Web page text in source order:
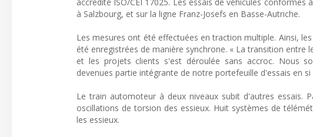
à Salzbourg, et sur la ligne Franz-Josefs en Basse-Autriche.
Les mesures ont été effectuées en traction multiple. Ainsi,
été enregistrées de manière synchrone. « La transition
et les projets clients s'est déroulée sans accroc. Nous
devenues partie intégrante de notre portefeuille d'essais en
Le train automoteur à deux niveaux subit d'autres essais.
oscillations de torsion des essieux. Huit systèmes de
les essieux.